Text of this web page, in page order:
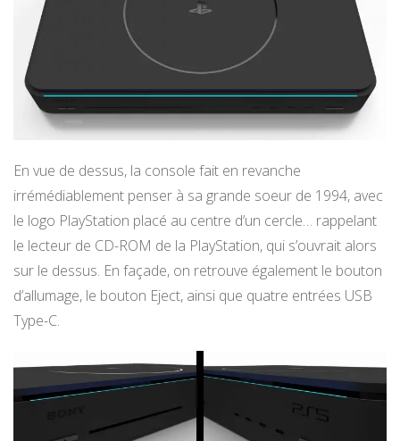
En vue de dessus, la console fait en revanche
irrémédiablement penser à sa grande soeur de 1994, avec
le logo PlayStation placé au centre d’un cercle… rappelant
le lecteur de CD-ROM de la PlayStation, qui s’ouvrait alors
sur le dessus. En façade, on retrouve également le bouton
d’allumage, le bouton Eject, ainsi que quatre entrées USB
Type-C.